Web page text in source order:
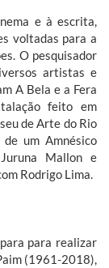
e à escrita,
voltadas para a
O pesquisador
artistas e
A Bela e a Fera
feito em
de Arte do Rio
um Amnésico
Mallon e
Rodrigo Lima.
para realizar
(1961-2018),